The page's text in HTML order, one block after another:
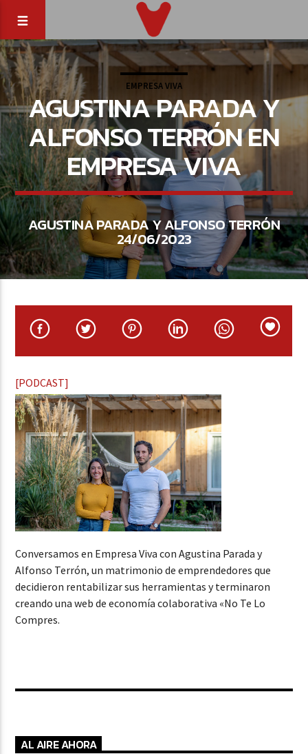
EMPRESA VIVA
AGUSTINA PARADA Y
ALFONSO TERRÓN EN
EMPRESA VIVA
AGUSTINA PARADA Y ALFONSO TERRÓN
24/06/2023
[PODCAST]
Conversamos en Empresa Viva con Agustina Parada y
Alfonso Terrón, un matrimonio de emprendedores que
decidieron rentabilizar sus herramientas y terminaron
creando una web de economía colaborativa «No Te Lo
Compres.
AL AIRE AHORA